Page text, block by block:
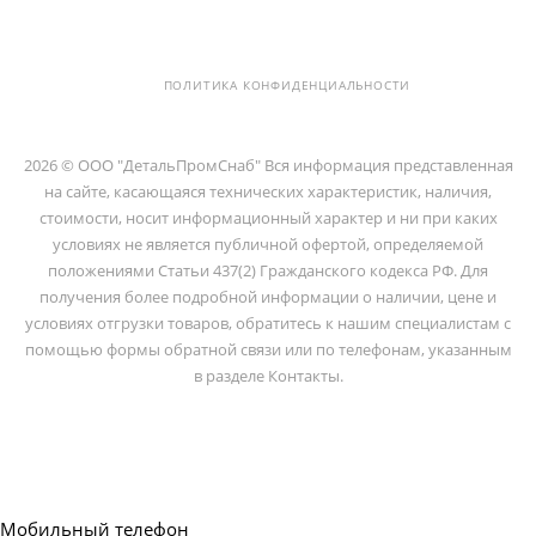
ПОЛИТИКА КОНФИДЕНЦИАЛЬНОСТИ
2026 © ООО "ДетальПромСнаб" Вся информация представленная
на сайте, касающаяся технических характеристик, наличия,
стоимости, носит информационный характер и ни при каких
условиях не является публичной офертой, определяемой
положениями Статьи 437(2) Гражданского кодекса РФ. Для
получения более подробной информации о наличии, цене и
условиях отгрузки товаров, обратитесь к нашим специалистам с
помощью формы обратной связи или по телефонам, указанным
в разделе Контакты.
Мобильный телефон